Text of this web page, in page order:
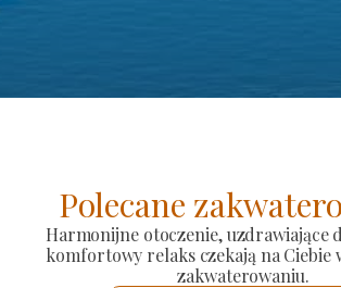
Polecane
Harmonijne otoczenie, uzdrawiające
komfortowy relaks czekają na Ciebie
zakwaterowaniu.